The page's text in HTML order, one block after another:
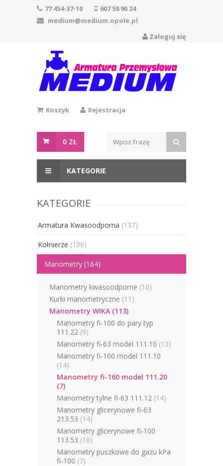
77 454-37-10
607 58 90 24
medium@medium.opole.pl
Zaloguj się
Koszyk Rejestracja
0 ZŁ
KATEGORIE
KATEGORIE
Armatura Kwasoodporna (137)
Kołnierze (106)
Manometry (164)
Manometry kwasoodporne (10)
Kurki manometryczne (11)
Manometry WIKA (113)
Manometry fi-100 do pary typ
111.22 (9)
Manometry fi-63 model 111.10 (13)
Manometry fi-100 model 111.10
(14)
Manometry fi-160 model 111.20
(7)
Manometry tylne fi-63 111.12 (14)
Manometry glicerynowe fi-63
213.53 (14)
Manometry glicerynowe fi-100
113.53 (16)
Manometry puszkowe do gazu kPa
fi-100 (7)